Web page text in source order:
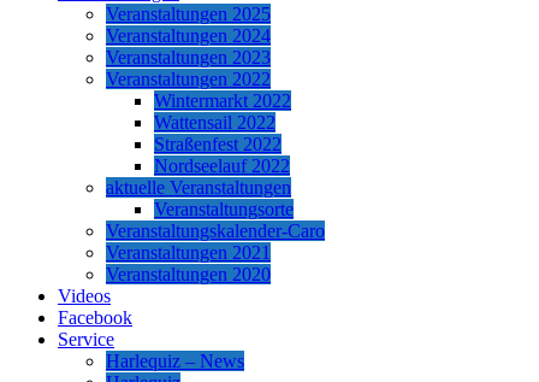
Veranstaltungen 2025
Veranstaltungen 2024
Veranstaltungen 2023
Veranstaltungen 2022
Wintermarkt 2022
Wattensail 2022
Straßenfest 2022
Nordseelauf 2022
aktuelle Veranstaltungen
Veranstaltungsorte
Veranstaltungskalender-Caro
Veranstaltungen 2021
Veranstaltungen 2020
Videos
Facebook
Service
Harlequiz – News